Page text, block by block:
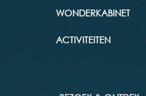
WONDERKABINET
ACTIVITEITEN